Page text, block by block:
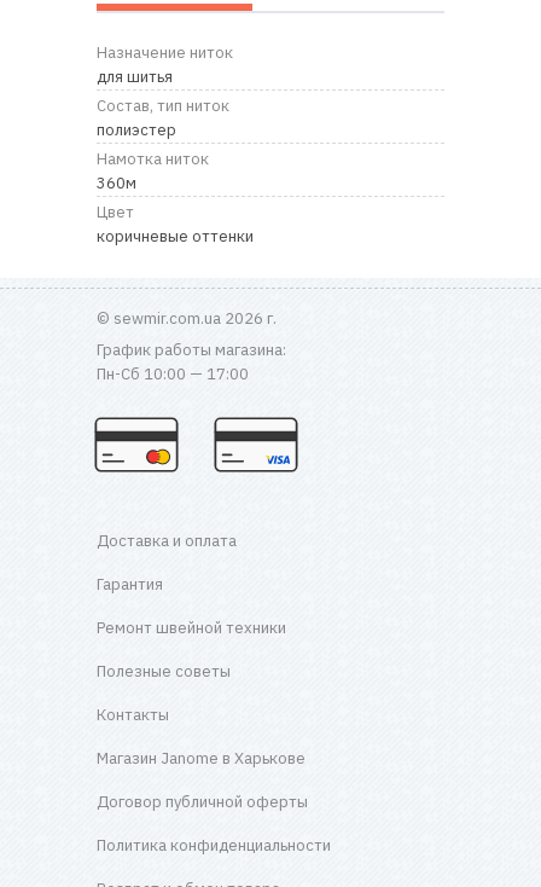
Назначение ниток
для шитья
Состав, тип ниток
полиэстер
Намотка ниток
360м
Цвет
коричневые оттенки
© sewmir.com.ua 2026 г.
График работы магазина:
Пн-Сб 10:00 — 17:00
Доставка и оплата
Гарантия
Ремонт швейной техники
Полезные советы
Контакты
Магазин Janome в Харькове
Договор публичной оферты
Политика конфиденциальности